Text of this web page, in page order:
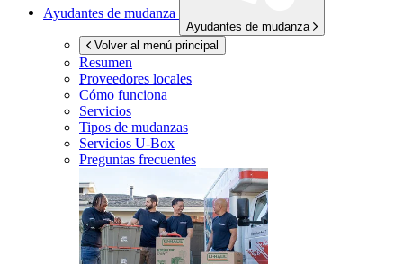
Ayudantes de mudanza
Ayudantes de mudanza
Volver al menú principal
Resumen
Proveedores locales
Cómo funciona
Servicios
Tipos de mudanzas
Servicios U-Box
Preguntas frecuentes